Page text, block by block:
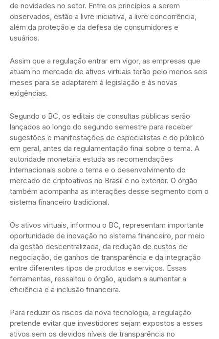
de novidades no setor. Entre os princípios a serem
observados, estão a livre iniciativa, a livre concorrência,
além da proteção e da defesa de consumidores e
usuários.
Assim que a regulação entrar em vigor, as empresas que
atuam no mercado de ativos virtuais terão pelo menos seis
meses para se adaptarem à legislação e às novas
exigências.
Segundo o BC, os editais de consultas públicas serão
lançados ao longo do segundo semestre para receber
sugestões e manifestações de especialistas e do público
em geral, antes da regulamentação final sobre o tema. A
autoridade monetária estuda as recomendações
internacionais sobre o tema e o desenvolvimento do
mercado de criptoativos no Brasil e no exterior. O órgão
também acompanha as interações desse segmento com o
sistema financeiro tradicional.
Os ativos virtuais, informou o BC, representam importante
oportunidade de inovação no sistema financeiro, por meio
da gestão descentralizada, da redução de custos de
negociação, de ganhos de transparência e da integração
entre diferentes tipos de produtos e serviços. Essas
ferramentas, ressaltou o órgão, ajudam a aumentar a
eficiência e a inclusão financeira.
Para reduzir os riscos da nova tecnologia, a regulação
pretende evitar que investidores sejam expostos a esses
ativos sem os devidos níveis de transparência no